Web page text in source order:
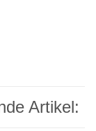
Artikel: